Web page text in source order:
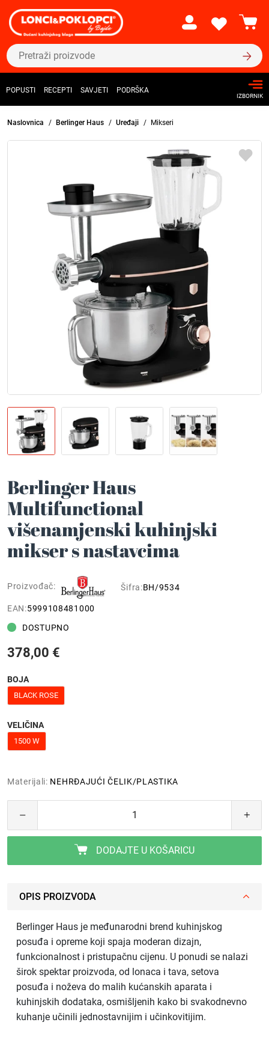
POPUSTI RECEPTI SAVJETI PODRŠKA
IZBORNIK
Naslovnica Berlinger Haus Uređaji Mikseri
Berlinger Haus
Multifunctional
višenamjenski kuhinjski
mikser s nastavcima
Proizvođač: Šifra:BH/9534
EAN:5999108481000
DOSTUPNO
378,00 €
BOJA
BLACK ROSE
VELIČINA
1500 W
Materijali: NEHRĐAJUĆI ČELIK/PLASTIKA
DODAJTE U KOŠARICU
OPIS PROIZVODA
Berlinger Haus je međunarodni brend kuhinjskog
posuđa i opreme koji spaja moderan dizajn,
funkcionalnost i pristupačnu cijenu. U ponudi se nalazi
širok spektar proizvoda, od lonaca i tava, setova
posuđa i noževa do malih kućanskih aparata i
kuhinjskih dodataka, osmišljenih kako bi svakodnevno
kuhanje učinili jednostavnijim i učinkovitijim.